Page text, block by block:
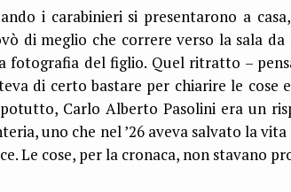
i carabinieri si presentarono a
di meglio che correre verso la sala
fotografia del figlio. Quel ritratto –
di certo bastare per chiarire le cose
Carlo Alberto Pasolini era un
uno che nel ’26 aveva salvato la
Le cose, per la cronaca, non stavano